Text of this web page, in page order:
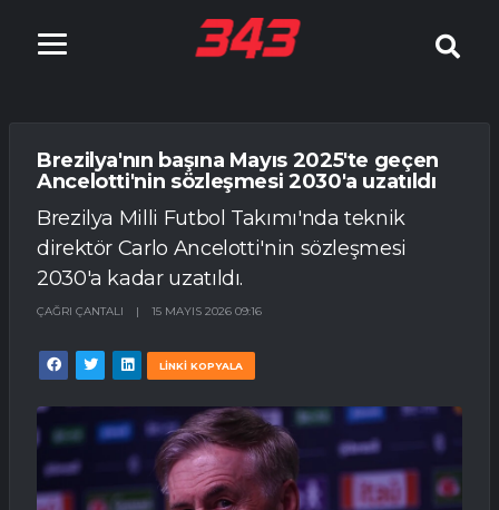
Brezilya'nın başına Mayıs 2025'te geçen
Ancelotti'nin sözleşmesi 2030'a uzatıldı
Brezilya Milli Futbol Takımı'nda teknik
direktör Carlo Ancelotti'nin sözleşmesi
2030'a kadar uzatıldı.
ÇAĞRI ÇANTALI | 15 MAYIS 2026 09:16
LİNKİ KOPYALA